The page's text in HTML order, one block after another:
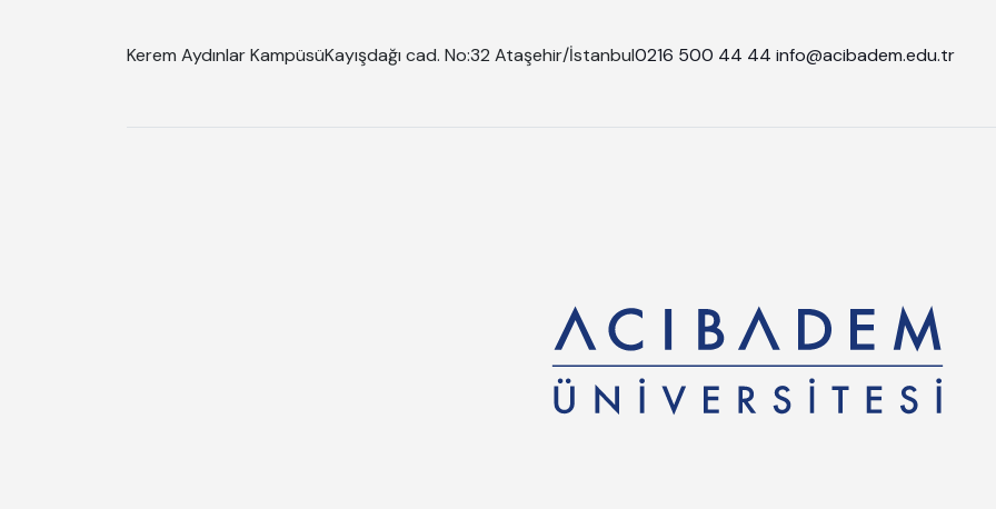
Kerem Aydınlar KampüsüKayışdağı cad. No:32 Ataşehir/İstanbul0216 500 44 44 info@acibadem.edu.tr